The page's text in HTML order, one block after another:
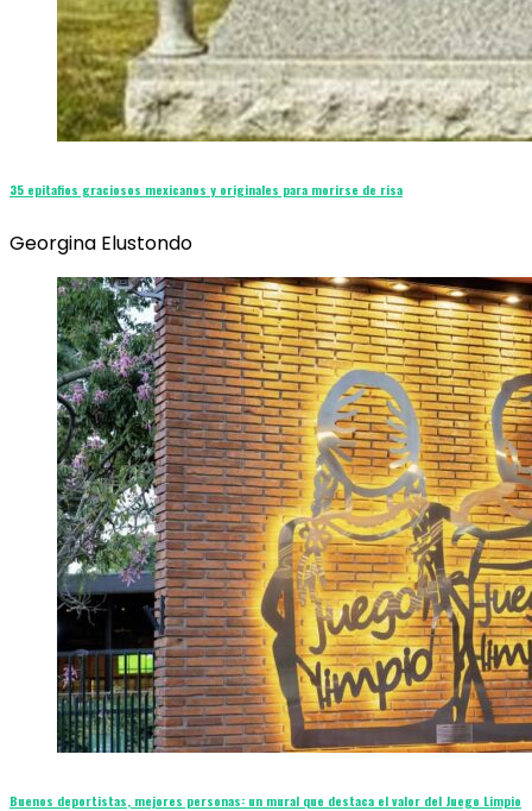
35 epitafios graciosos mexicanos y originales para morirse de risa
Georgina Elustondo
Buenos deportistas, mejores personas: un mural que destaca el valor del Juego Limpio